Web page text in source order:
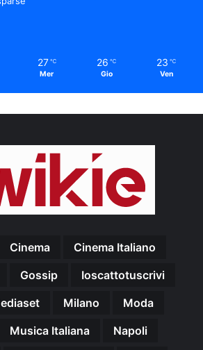
27 ℃
Mer
26 ℃
Gio
23 ℃
Ven
Cinema
Cinema Italiano
Gossip
Ioscattotuscrivi
Milano
Moda
Musica Italiana
Napoli